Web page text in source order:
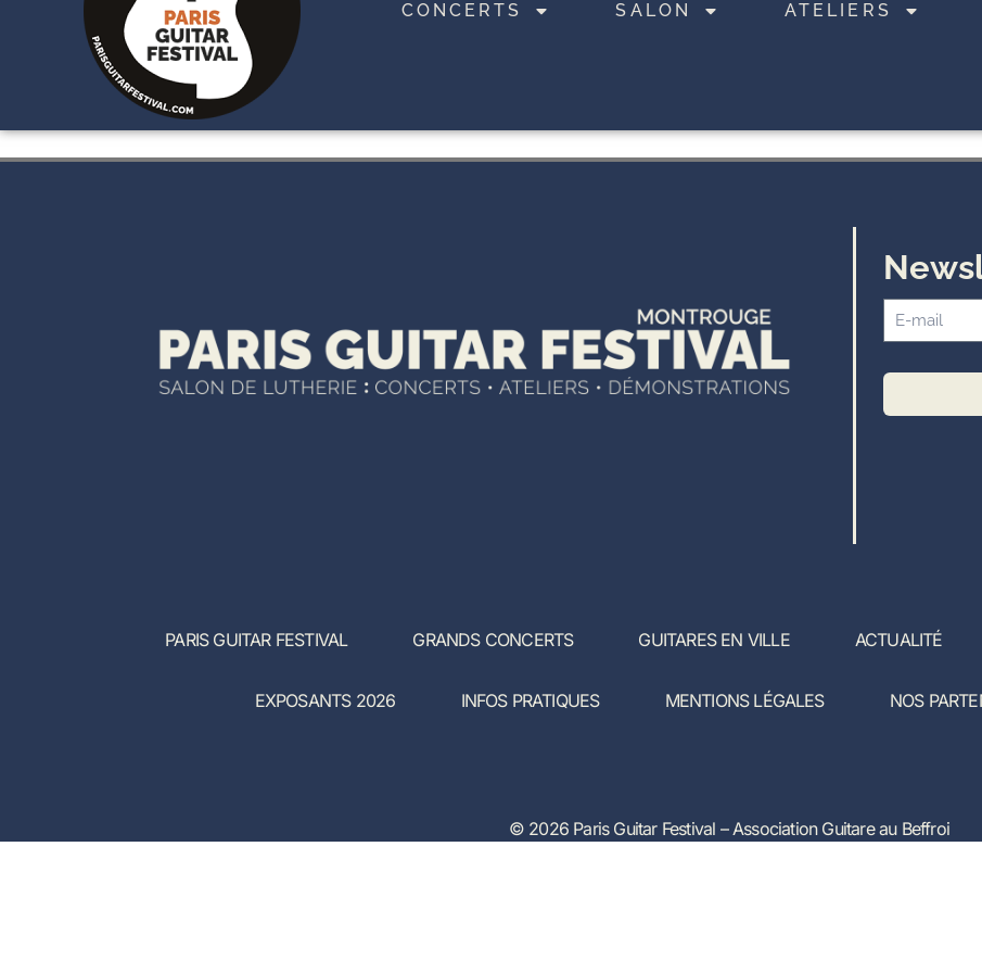
CONCERTS SALON ATELIERS
PARIS GUITAR FESTIVAL GRANDS CONCERTS GUITARES EN VILLE ACTUALITÉ
EXPOSANTS 2026 INFOS PRATIQUES MENTIONS LÉGALES NOS
© 2026 Paris Guitar Festival – Association Guitare au Beffroi